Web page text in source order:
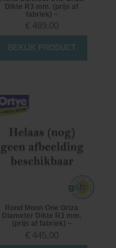
Dikte R3 mm. (prijs af
fabriek) ~
€ 489,00
BEKIJK PRODUCT
Rond Moon One Griza
Diameter Dikte R3 mm.
(prijs af fabriek) ~
€ 445,00